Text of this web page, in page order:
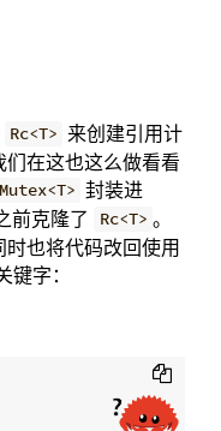
Rc<T> 来创建引用计
在这也这么做看看
Mutex<T> 封装进
前克隆了 Rc<T> 。
也将代码改回使用
键字：